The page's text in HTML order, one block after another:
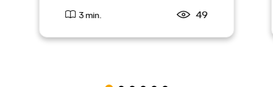
3 min. 49